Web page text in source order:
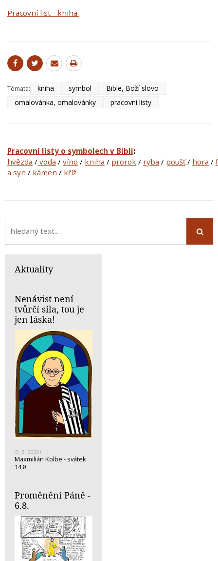
Pracovní list - kniha.
Témata: kniha symbol
Bible, Boží slovo
omalovánka, omalovánky
pracovní listy
Pracovní listy o symbolech v Bibli:
hvězda / voda / víno / kniha / prorok / ryba / poušť/ hora /
a syn / kámen / kříž
Aktuality
Nenávist není
tvůrčí síla, tou je
jen láska!
(5. 8. 2026)
Maxmilián Kolbe - svátek
14.8.
Proměnění Páně -
6.8.